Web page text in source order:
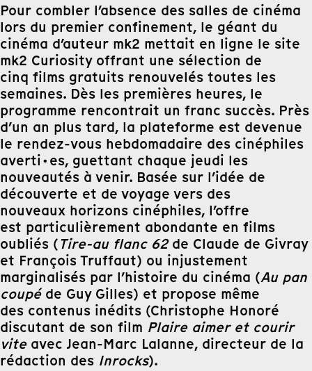
Pour combler l’absence des salles de cinéma
lors du premier confinement, le géant du
cinéma d’auteur mk2 mettait en ligne le site
mk2 Curiosity offrant une sélection de
cinq films gratuits renouvelés toutes les
semaines. Dès les premières heures, le
programme rencontrait un franc succès. Près
d’un an plus tard, la plateforme est devenue
le rendez-vous hebdomadaire des cinéphiles
averti·es, guettant chaque jeudi les
nouveautés à venir. Basée sur l’idée de
découverte et de voyage vers des
nouveaux horizons cinéphiles, l’offre
est particulièrement abondante en films
oubliés (Tire-au flanc 62de Claude de Givray
et François Truffaut) ou injustement
marginalisés par l’histoire du cinéma (Au pan
coupéde Guy Gilles) et propose même
des contenus inédits (Christophe Honoré
discutant de son film Plaire aimer et courir
vite avec Jean-Marc Lalanne, directeur de la
rédaction des Inrocks).